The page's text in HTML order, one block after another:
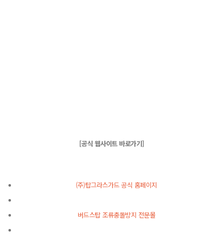
[공식 웹사이트 바로가기]
(주)탑그라스가드 공식 홈페이지
버드스탑 조류충돌방지 전문몰